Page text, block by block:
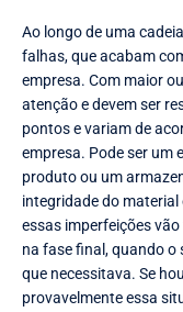
Ao longo de uma
falhas, que acabam
empresa. Com maior
atenção e devem ser
pontos e variam de
empresa. Pode ser um
produto ou um
integridade do material
essas imperfeições
na fase final, quando o
que necessitava. Se
provavelmente essa